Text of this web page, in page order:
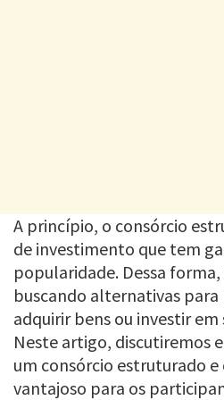
A princípio, o consórcio
de investimento que tem
popularidade. Dessa
buscando alternativas para
adquirir bens ou investir
Neste artigo, discutiremos
um consórcio estruturado
vantajoso para os